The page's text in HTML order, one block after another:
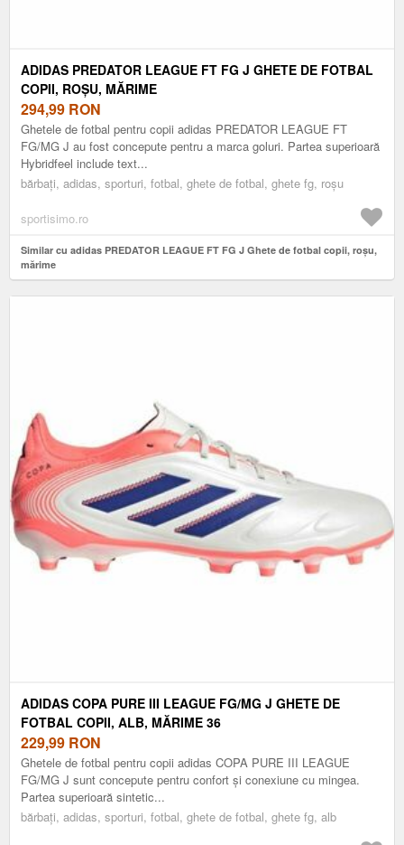
ADIDAS PREDATOR LEAGUE FT FG J GHETE DE FOTBAL
COPII, ROȘU, MĂRIME
294,99 RON
Ghetele de fotbal pentru copii adidas PREDATOR LEAGUE FT
FG/MG J au fost concepute pentru a marca goluri. Partea superioară
Hybridfeel include text...
bărbați, adidas, sporturi, fotbal, ghete de fotbal, ghete fg, roșu
sportisimo.ro
Similar cu adidas PREDATOR LEAGUE FT FG J Ghete de fotbal copii, roșu,
mărime
ADIDAS COPA PURE III LEAGUE FG/MG J GHETE DE
FOTBAL COPII, ALB, MĂRIME 36
229,99 RON
Ghetele de fotbal pentru copii adidas COPA PURE III LEAGUE
FG/MG J sunt concepute pentru confort și conexiune cu mingea.
Partea superioară sintetic...
bărbați, adidas, sporturi, fotbal, ghete de fotbal, ghete fg, alb